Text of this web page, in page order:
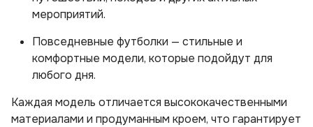
мероприятий.
Повседневные футболки — стильные и
комфортные модели, которые подойдут для
любого дня.
Каждая модель отличается высококачественными
материалами и продуманным кроем, что гарантирует